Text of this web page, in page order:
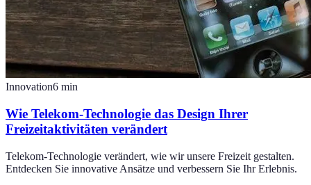
Innovation6 min
Wie Telekom-Technologie das Design Ihrer
Freizeitaktivitäten verändert
Telekom-Technologie verändert, wie wir unsere Freizeit gestalten.
Entdecken Sie innovative Ansätze und verbessern Sie Ihr Erlebnis.